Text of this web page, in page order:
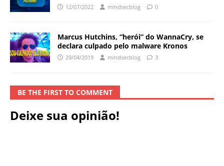
12/07/2022 mindsecblog 0
Marcus Hutchins, “herói” do WannaCry, se
declara culpado pelo malware Kronos
29/04/2019 mindsecblog 3
BE THE FIRST TO COMMENT
Deixe sua opinião!